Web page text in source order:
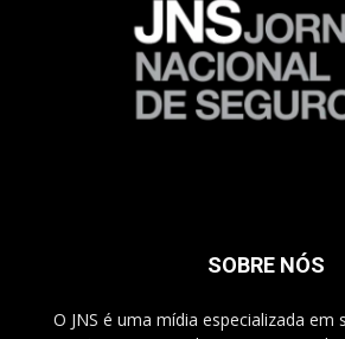
SOBRE NÓS
O JNS é uma mídia especializada em